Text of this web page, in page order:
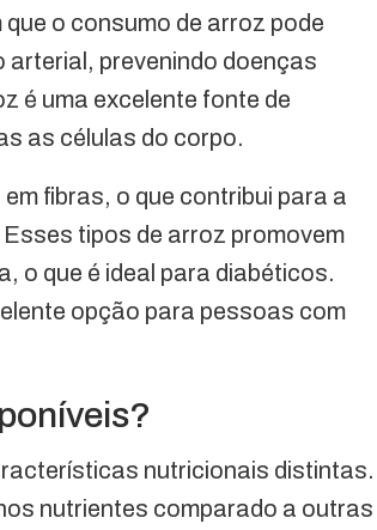
o consumo de arroz pode
arterial, prevenindo doenças
é uma excelente fonte de
as células do corpo.
fibras, o que contribui para a
tipos de arroz promovem
o que é ideal para diabéticos.
opção para pessoas com
nutricionais distintas.
nutrientes comparado a outras